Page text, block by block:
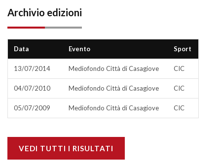
Archivio edizioni
Data Evento Sport
13/07/2014 Mediofondo Città di Casagiove CIC
04/07/2010 Mediofondo Città di Casagiove CIC
05/07/2009 Mediofondo Città di Casagiove CIC
VEDI TUTTI I RISULTATI